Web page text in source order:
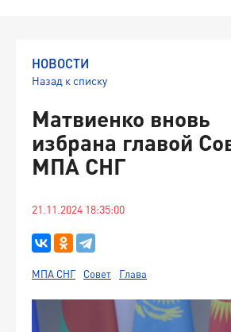
НОВОСТИ
Назад к списку
Матвиенко вновь
избрана главой
МПА СНГ
21.11.2024 18:35:00
МПА СНГ Совет Глава